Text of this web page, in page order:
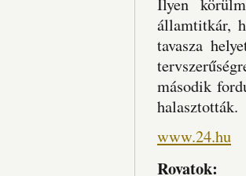
Ilyen
államtitkár,
tavasza
második
halasztották.
www.24.hu
Rovatok: